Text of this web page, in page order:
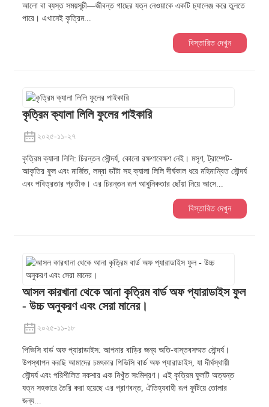
আলো বা ব্যস্ত সময়সূচী—জীবন্ত গাছের যত্ন নেওয়াকে একটি চ্যালেঞ্জ করে তুলতে
পারে। এখানেই কৃত্রিম...
বিস্তারিত দেখুন
কৃত্রিম ক্যালা লিলি ফুলের পাইকারি
২০২৫-১১-২৭
কৃত্রিম ক্যালা লিলি: চিরন্তন সৌন্দর্য, কোনো রক্ষণাবেক্ষণ নেই। মসৃণ, ট্রাম্পেট-
আকৃতির ফুল এবং মার্জিত, লম্বা ডাঁটা সহ ক্যালা লিলি দীর্ঘকাল ধরে মহিমান্বিত সৌন্দর্য
এবং পবিত্রতার প্রতীক। এর চিরন্তন রূপ আধুনিকতার ছোঁয়া নিয়ে আসে...
বিস্তারিত দেখুন
আসল কারখানা থেকে আনা কৃত্রিম বার্ড অফ প্যারাডাইস ফুল
- উচ্চ অনুকরণ এবং সেরা মানের।
২০২৫-১১-১৮
পিভিসি বার্ড অফ প্যারাডাইস: আপনার বাড়ির জন্য অতি-বাস্তবসম্মত সৌন্দর্য।
উপস্থাপন করছি আমাদের চমৎকার পিভিসি বার্ড অফ প্যারাডাইস, যা দীর্ঘস্থায়ী
সৌন্দর্য এবং পরিশীলিত নকশার এক নিখুঁত সংমিশ্রণ। এই কৃত্রিম ফুলটি অত্যন্ত
যত্ন সহকারে তৈরি করা হয়েছে এর প্রাণবন্ত, ঐতিহ্যবাহী রূপ ফুটিয়ে তোলার
জন্য...